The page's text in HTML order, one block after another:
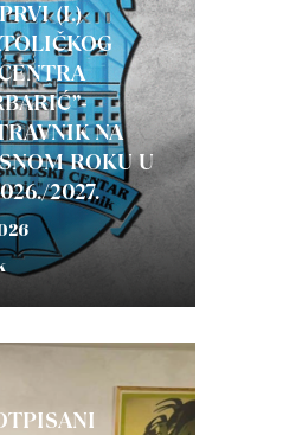
(I.)
NA
ROKU U
2027.